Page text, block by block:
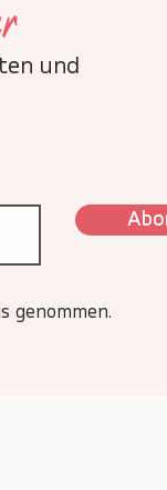
und
genommen.